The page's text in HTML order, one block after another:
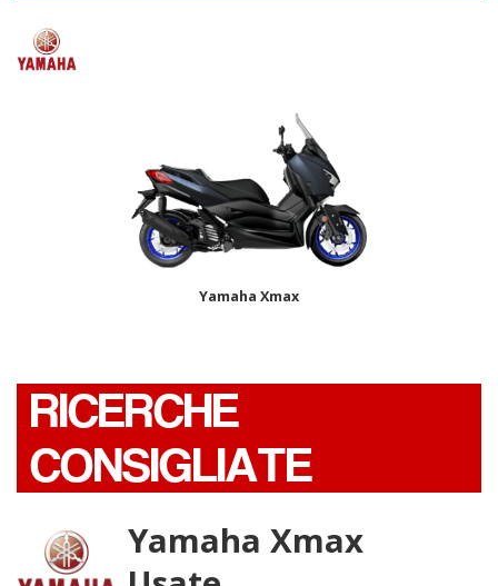
Yamaha Xmax
RICERCHE
CONSIGLIATE
Yamaha Xmax